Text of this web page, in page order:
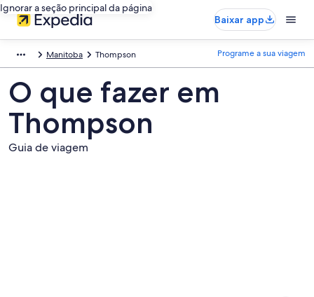
Ignorar a seção principal da página
Baixar app
Manitoba Thompson Programe a sua viagem
O que fazer em
Thompson
Guia de viagem